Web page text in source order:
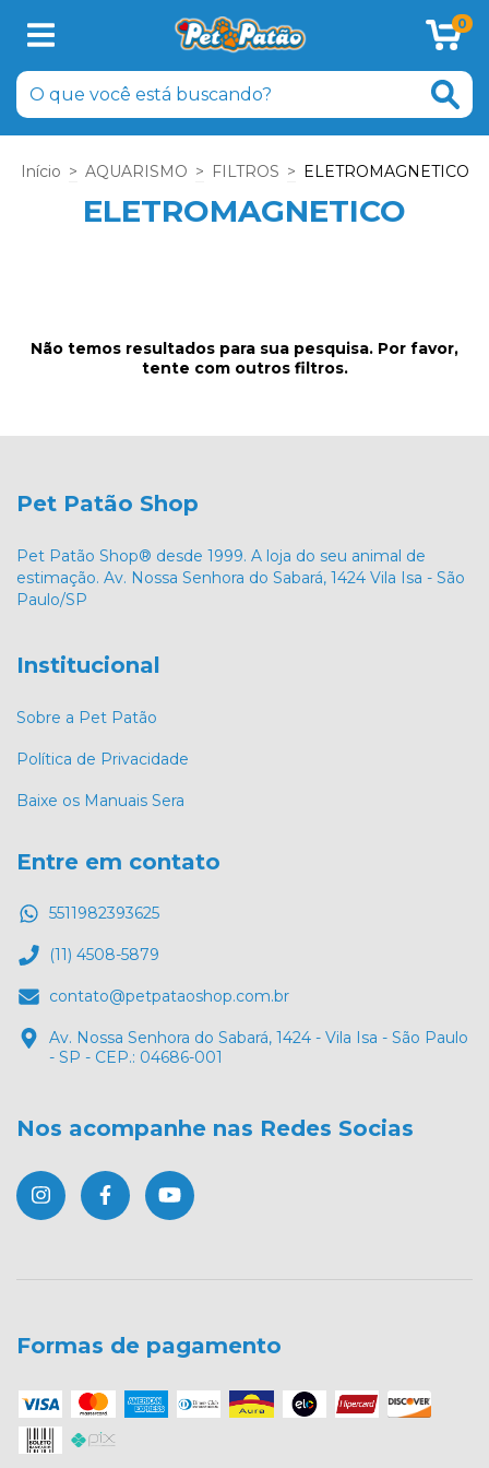
0
Início > AQUARISMO > FILTROS > ELETROMAGNETICO
ELETROMAGNETICO
Não temos resultados para sua pesquisa. Por favor,
tente com outros filtros.
Pet Patão Shop
Pet Patão Shop® desde 1999. A loja do seu animal de
estimação. Av. Nossa Senhora do Sabará, 1424 Vila Isa - São
Paulo/SP
Institucional
Sobre a Pet Patão
Política de Privacidade
Baixe os Manuais Sera
Entre em contato
5511982393625
(11) 4508-5879
contato@petpataoshop.com.br
Av. Nossa Senhora do Sabará, 1424 - Vila Isa - São Paulo
- SP - CEP.: 04686-001
Nos acompanhe nas Redes Socias
Formas de pagamento